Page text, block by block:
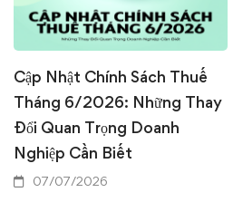
Cập Nhật Chính Sách Thuế
Tháng 6/2026: Những Thay
Đổi Quan Trọng Doanh
Nghiệp Cần Biết
07/07/2026